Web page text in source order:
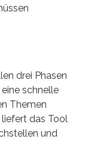
drei Phasen
schnelle
Themen
das Tool
und